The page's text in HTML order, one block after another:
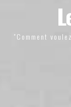
"Comment